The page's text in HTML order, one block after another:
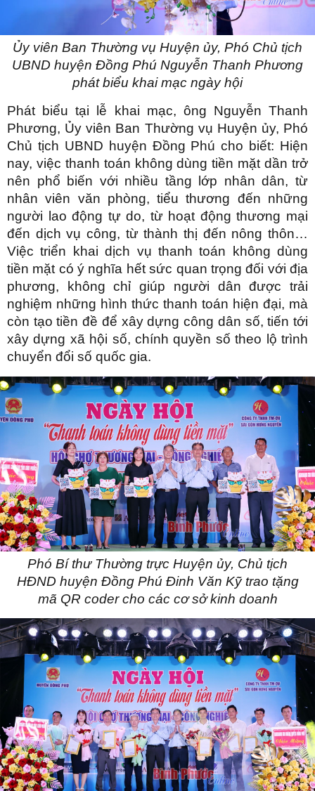
Ủy viên Ban Thường vụ Huyện ủy, Phó Chủ tịch
UBND huyện Đồng Phú Nguyễn Thanh Phương
phát biểu khai mạc ngày hội
Phát biểu tại lễ khai mạc, ông Nguyễn Thanh
Phương, Ủy viên Ban Thường vụ Huyện ủy, Phó
Chủ tịch UBND huyện Đồng Phú cho biết: Hiện
nay, việc thanh toán không dùng tiền mặt dần trở
nên phổ biến với nhiều tầng lớp nhân dân, từ
nhân viên văn phòng, tiểu thương đến những
người lao động tự do, từ hoạt động thương mại
đến dịch vụ công, từ thành thị đến nông thôn…
Việc triển khai dịch vụ thanh toán không dùng
tiền mặt có ý nghĩa hết sức quan trọng đối với địa
phương, không chỉ giúp người dân được trải
nghiệm những hình thức thanh toán hiện đại, mà
còn tạo tiền đề để xây dựng công dân số, tiến tới
xây dựng xã hội số, chính quyền số theo lộ trình
chuyển đổi số quốc gia.
Phó Bí thư Thường trực Huyện ủy, Chủ tịch
HĐND huyện Đồng Phú Đinh Văn Kỹ trao tặng
mã QR coder cho các cơ sở kinh doanh